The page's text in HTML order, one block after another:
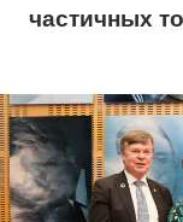
частичных